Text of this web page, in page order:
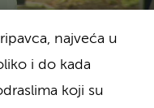
najveća u
i do kada
koji su